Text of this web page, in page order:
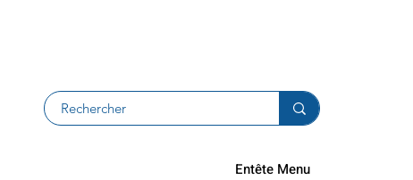
Entête Menu